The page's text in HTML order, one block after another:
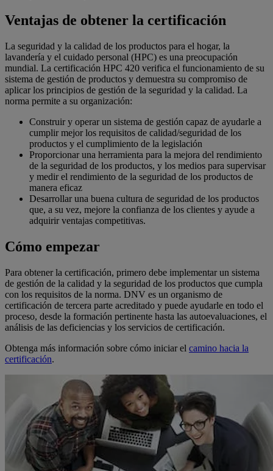
Ventajas de obtener la certificación
La seguridad y la calidad de los productos para el hogar, la
lavandería y el cuidado personal (HPC) es una preocupación
mundial. La certificación HPC 420 verifica el funcionamiento de su
sistema de gestión de productos y demuestra su compromiso de
aplicar los principios de gestión de la seguridad y la calidad. La
norma permite a su organización:
Construir y operar un sistema de gestión capaz de ayudarle a
cumplir mejor los requisitos de calidad/seguridad de los
productos y el cumplimiento de la legislación
Proporcionar una herramienta para la mejora del rendimiento
de la seguridad de los productos, y los medios para supervisar
y medir el rendimiento de la seguridad de los productos de
manera eficaz
Desarrollar una buena cultura de seguridad de los productos
que, a su vez, mejore la confianza de los clientes y ayude a
adquirir ventajas competitivas.
Cómo empezar
Para obtener la certificación, primero debe implementar un sistema
de gestión de la calidad y la seguridad de los productos que cumpla
con los requisitos de la norma. DNV es un organismo de
certificación de tercera parte acreditado y puede ayudarle en todo el
proceso, desde la formación pertinente hasta las autoevaluaciones, el
análisis de las deficiencias y los servicios de certificación.
Obtenga más información sobre cómo iniciar el camino hacia la
certificación.